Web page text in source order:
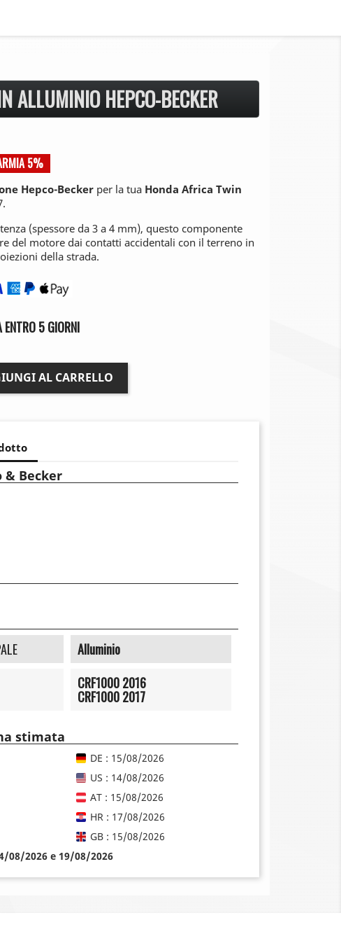
ALLUMINIO HEPCO-BECKER
5%
Hepco-Becker per la tua Honda Africa Twin
(spessore da 3 a 4 mm), questo componente
del motore dai contatti accidentali con il terreno in
della strada.
ENTRO 5 GIORNI
AL CARRELLO
& Becker
Alluminio
CRF1000 2016
CRF1000 2017
stimata
DE : 15/08/2026
US : 14/08/2026
AT : 15/08/2026
HR : 17/08/2026
GB : 15/08/2026
08/2026 e 19/08/2026